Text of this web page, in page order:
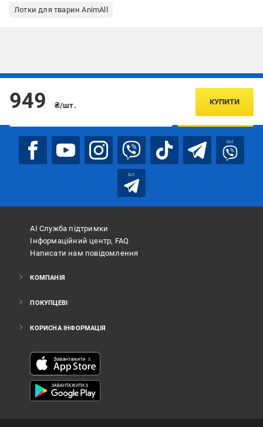
Лотки для тварин AnimAll
949 ₴/шт. КУПИТИ
Підписуйтесь, щоб дізнаватись першим про акції та пропозиції
ПІДПИСАТИСЯ
bot
bot
АІ Служба підтримки
Інформаційний центр, FAQ
Написати нам повідомлення
КОМПАНІЯ
ПОКУПЦЕВІ
КОРИСНА ІНФОРМАЦІЯ